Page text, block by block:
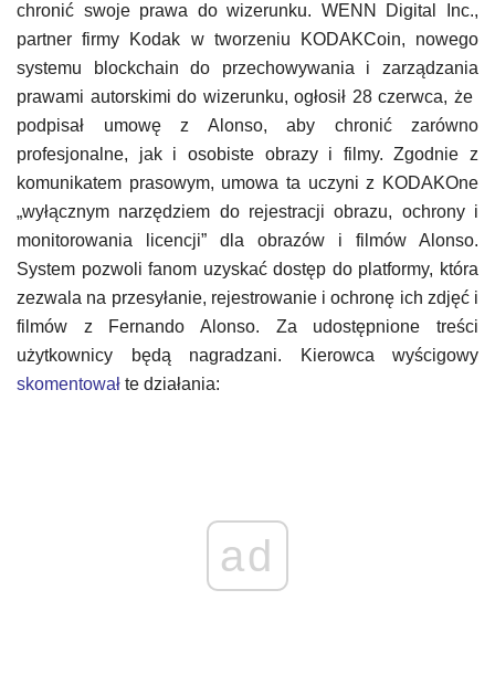
chronić swoje prawa do wizerunku. WENN Digital Inc.,
partner firmy Kodak w tworzeniu KODAKCoin, nowego
systemu blockchain do przechowywania i zarządzania
prawami autorskimi do wizerunku, ogłosił 28 czerwca, że ​​
podpisał umowę z Alonso, aby chronić zarówno
profesjonalne, jak i osobiste obrazy i filmy. Zgodnie z
komunikatem prasowym, umowa ta uczyni z KODAKOne
„wyłącznym narzędziem do rejestracji obrazu, ochrony i
monitorowania licencji” dla obrazów i filmów Alonso.
System pozwoli fanom uzyskać dostęp do platformy, która
zezwala na przesyłanie, rejestrowanie i ochronę ich zdjęć i
filmów z Fernando Alonso. Za udostępnione treści
użytkownicy będą nagradzani. Kierowca wyścigowy
skomentował te działania:
ad